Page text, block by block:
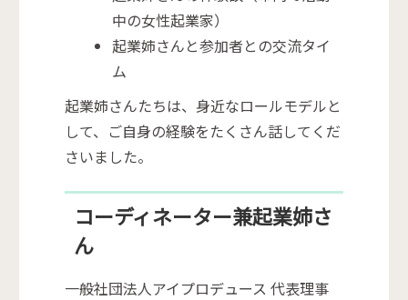
中の女性起業家）
起業姉さんと参加者との交流タイ
ム
起業姉さんたちは、身近なロールモデルと
して、ご自身の経験をたくさん話してくだ
さいました。
コーディネーター兼起業姉さ
ん
一般社団法人アイプロデュース 代表理事